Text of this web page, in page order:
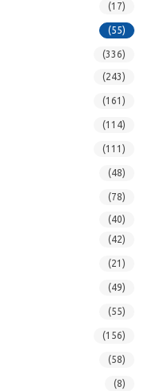
(17)
(55)
(336)
(243)
(161)
(114)
(111)
(48)
(78)
(40)
(42)
(21)
(49)
(55)
(156)
(58)
(8)